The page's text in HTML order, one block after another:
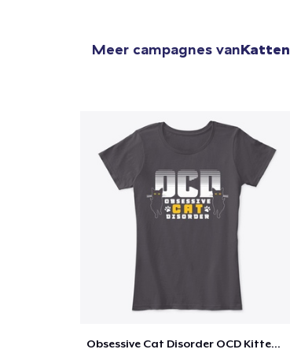
Meer campagnes vanKatten
Obsessive Cat Disorder OCD Kittens Lover